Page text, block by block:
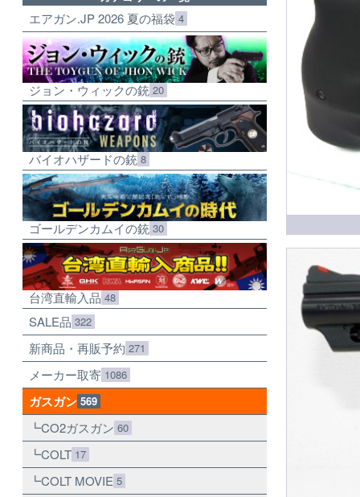
エアガン.JP 2026 夏の福袋 4
ジョン・ウィックの銃 20
バイオハザードの銃 8
ゴールデンカムイの銃 30
台湾直輸入品 48
SALE品 322
新商品・再販予約 271
メーカー取寄 1086
ガスガン 569
CO2ガスガン 60
COLT 17
COLT MOVIE 5